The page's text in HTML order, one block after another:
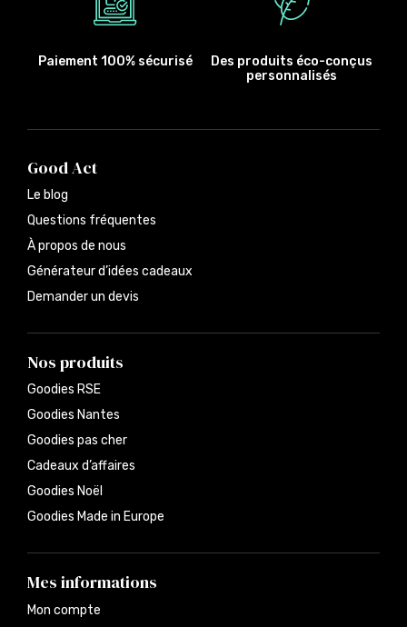
Paiement 100% sécurisé
Des produits éco-conçus
personnalisés
Good Act
Le blog
Questions fréquentes
À propos de nous
Générateur d’idées cadeaux
Demander un devis
Nos produits
Goodies RSE
Goodies Nantes
Goodies pas cher
Cadeaux d’affaires
Goodies Noël
Goodies Made in Europe
Mes informations
Mon compte